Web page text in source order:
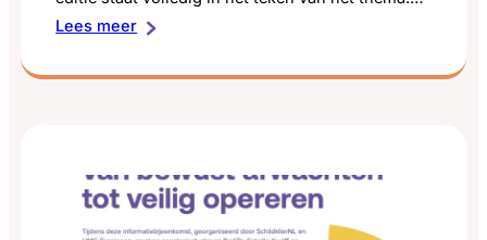
het onzichtbare, zichtbaar maken. Over de impact
zichtbaar is voor de buitenwereld, maar wel
Lees meer:
Schild